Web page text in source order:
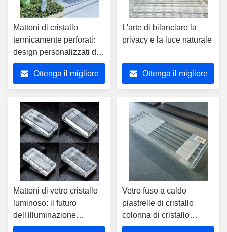
Mattoni di cristallo
termicamente perforati:
design personalizzati dei
fori che combinano
caratteristiche decorative
e funzionali
Ottenga il migliore
L'arte di bilanciare la
privacy e la luce naturale
Ottenga il migliore
Mattoni di vetro cristallo
luminoso: il futuro
dell'illuminazione
architettonica
Vetro fuso a caldo
piastrelle di cristallo
colonna di cristallo
design creativo hotel